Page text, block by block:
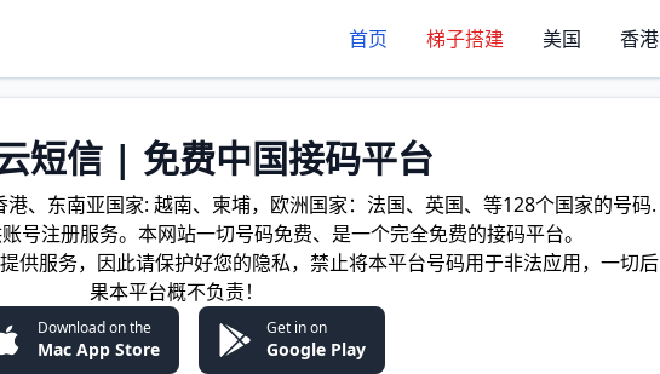
首页 梯子搭建 美国 香港
短信 | 免费中国接码平台
、东南亚国家: 越南、柬埔，欧洲国家：法国、英国、等128个国家的号码.
号注册服务。本网站一切号码免费、是一个完全免费的接码平台。
供服务，因此请保护好您的隐私，禁止将本平台号码用于非法应用，一切后
果本平台概不负责！
Download on the
Mac App Store
Get in on
Google Play